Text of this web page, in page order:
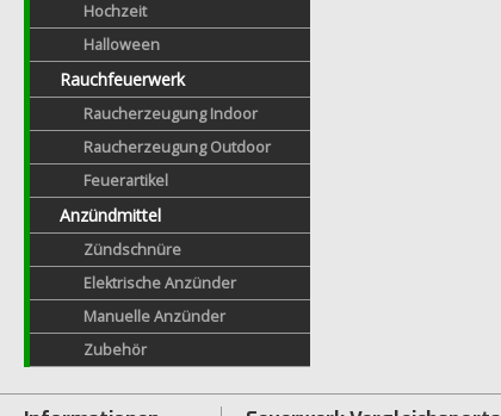
Hochzeit
Halloween
Rauchfeuerwerk
Raucherzeugung Indoor
Raucherzeugung Outdoor
Feuerartikel
Anzündmittel
Zündschnüre
Elektrische Anzünder
Manuelle Anzünder
Zubehör